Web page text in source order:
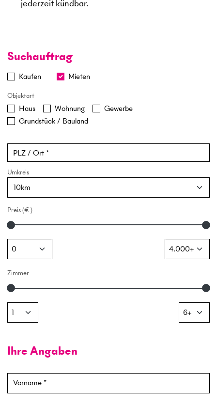
jederzeit kündbar.
Suchauftrag
Kaufen Mieten
Objektart
Haus Wohnung
Gewerbe
Grundstück / Bauland
PLZ / Ort
Umkreis
Preis(€ )
Zimmer
Ihre Angaben
Vorname